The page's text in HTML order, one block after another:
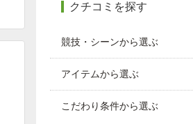
クチコミを探す
競技・シーンから選ぶ
アイテムから選ぶ
こだわり条件から選ぶ